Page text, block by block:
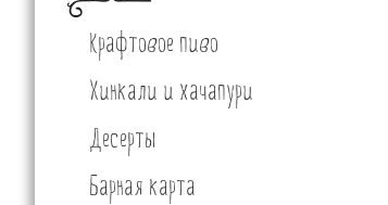
Крафтовое пиво
Хинкали и хачапури
Десерты
Барная карта